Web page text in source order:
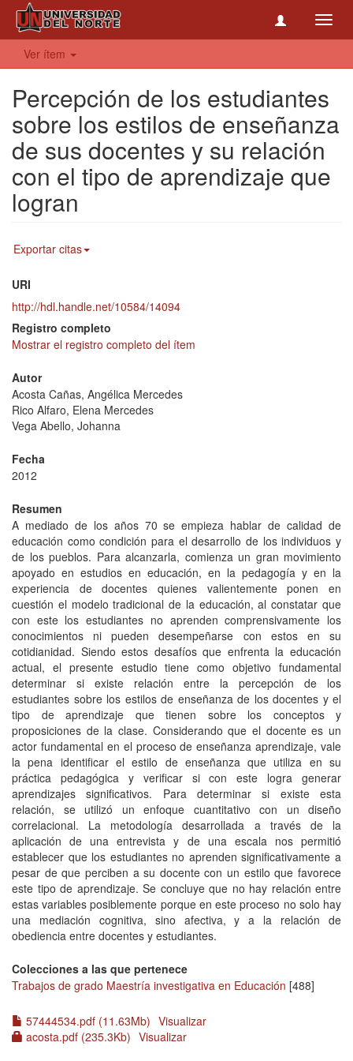
Ver ítem
Percepción de los estudiantes
sobre los estilos de enseñanza
de sus docentes y su relación
con el tipo de aprendizaje que
logran
Exportar citas
URI
http://hdl.handle.net/10584/14094
Registro completo
Mostrar el registro completo del ítem
Autor
Acosta Cañas, Angélica Mercedes
Rico Alfaro, Elena Mercedes
Vega Abello, Johanna
Fecha
2012
Resumen
A mediado de los años 70 se empieza hablar de calidad de
educación como condición para el desarrollo de los individuos y
de los pueblos. Para alcanzarla, comienza un gran movimiento
apoyado en estudios en educación, en la pedagogía y en la
experiencia de docentes quienes valientemente ponen en
cuestión el modelo tradicional de la educación, al constatar que
con este los estudiantes no aprenden comprensivamente los
conocimientos ni pueden desempeñarse con estos en su
cotidianidad. Siendo estos desafíos que enfrenta la educación
actual, el presente estudio tiene como objetivo fundamental
determinar si existe relación entre la percepción de los
estudiantes sobre los estilos de enseñanza de los docentes y el
tipo de aprendizaje que tienen sobre los conceptos y
proposiciones de la clase. Considerando que el docente es un
actor fundamental en el proceso de enseñanza aprendizaje, vale
la pena identificar el estilo de enseñanza que utiliza en su
práctica pedagógica y verificar si con este logra generar
aprendizajes significativos. Para determinar si existe esta
relación, se utilizó un enfoque cuantitativo con un diseño
correlacional. La metodología desarrollada a través de la
aplicación de una entrevista y de una escala nos permitió
establecer que los estudiantes no aprenden significativamente a
pesar de que perciben a su docente con un estilo que favorece
este tipo de aprendizaje. Se concluye que no hay relación entre
estas variables posiblemente porque en este proceso no solo hay
una mediación cognitiva, sino afectiva, y a la relación de
obediencia entre docentes y estudiantes.
Colecciones a las que pertenece
Trabajos de grado Maestría investigativa en Educación [488]
57444534.pdf (11.63Mb) Visualizar
acosta.pdf (235.3Kb) Visualizar